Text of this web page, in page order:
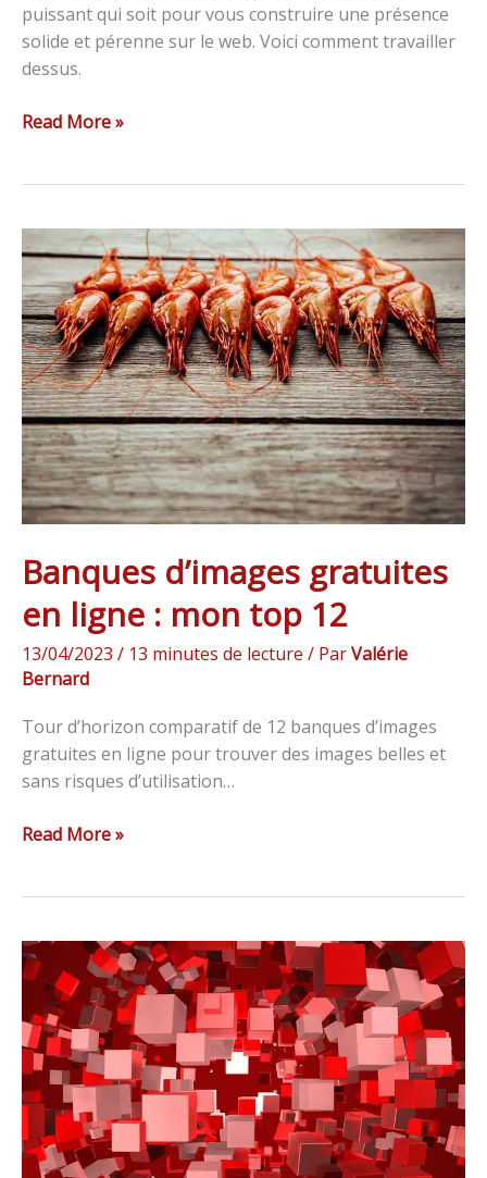
puissant qui soit pour vous construire une présence
solide et pérenne sur le web. Voici comment travailler
dessus.
Read More »
Banques d’images gratuites
en ligne : mon top 12
13/04/2023 / 13 minutes de lecture / ParValérie
Bernard
Tour d’horizon comparatif de 12 banques d’images
gratuites en ligne pour trouver des images belles et
sans risques d’utilisation…
Banques
d’images
gratuites
en
ligne
:
mon
top
12
Read More »
9
plugins
WordPress
indispensables
pour
démarrer
votre
site